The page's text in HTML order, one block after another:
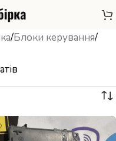
/Блоки керування/